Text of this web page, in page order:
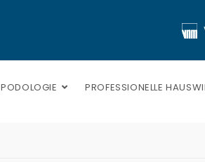
PODOLOGIE PROFESSIONELLE